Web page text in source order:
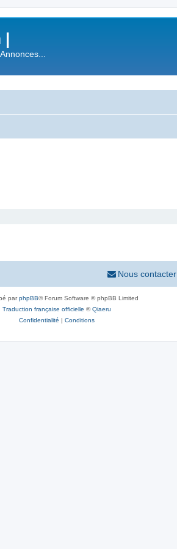
|
Nous contacter
parphpBB® Forum Software © phpBB Limited
Traduction française officielle ©Qiaeru
Confidentialité | Conditions